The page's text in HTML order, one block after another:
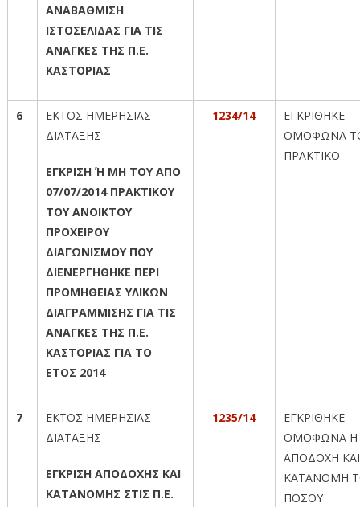
ΑΝΑΒΑΘΜΙΣΗ
ΙΣΤΟΣΕΛΙΔΑΣ ΓΙΑ ΤΙΣ
ΑΝΑΓΚΕΣ ΤΗΣ Π.Ε.
ΚΑΣΤΟΡΙΑΣ
6
ΕΚΤΟΣ ΗΜΕΡΗΣΙΑΣ
ΔΙΑΤΑΞΗΣ
ΕΓΚΡΙΣΗ Ή ΜΗ ΤΟΥ ΑΠΟ
07/07/2014 ΠΡΑΚΤΙΚΟΥ
ΤΟΥ ΑΝΟΙΚΤΟΥ
ΠΡΟΧΕΙΡΟΥ
ΔΙΑΓΩΝΙΣΜΟΥ ΠΟΥ
ΔΙΕΝΕΡΓΗΘΗΚΕ ΠΕΡΙ
ΠΡΟΜΗΘΕΙΑΣ ΥΛΙΚΩΝ
ΔΙΑΓΡΑΜΜΙΣΗΣ ΓΙΑ ΤΙΣ
ΑΝΑΓΚΕΣ ΤΗΣ Π.Ε.
ΚΑΣΤΟΡΙΑΣ ΓΙΑ ΤΟ
ΕΤΟΣ 2014
1234/14
ΕΓΚΡΙΘΗΚΕ
ΟΜΟΦΩΝΑ
ΠΡΑΚΤΙΚΟ
7
ΕΚΤΟΣ ΗΜΕΡΗΣΙΑΣ
ΔΙΑΤΑΞΗΣ
ΕΓΚΡΙΣΗ ΑΠΟΔΟΧΗΣ ΚΑΙ
ΚΑΤΑΝΟΜΗΣ ΣΤΙΣ Π.Ε.
1235/14
ΕΓΚΡΙΘΗΚΕ
ΟΜΟΦΩΝΑ Η
ΑΠΟΔΟΧΗ ΚΑΙ
ΚΑΤΑΝΟΜΗ
ΠΟΣΟΥ